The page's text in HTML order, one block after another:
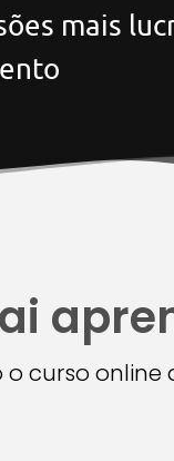
mais
curso